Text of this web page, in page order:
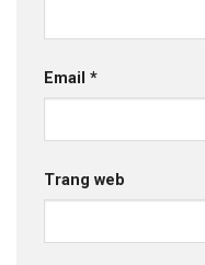
Email *
Trang web